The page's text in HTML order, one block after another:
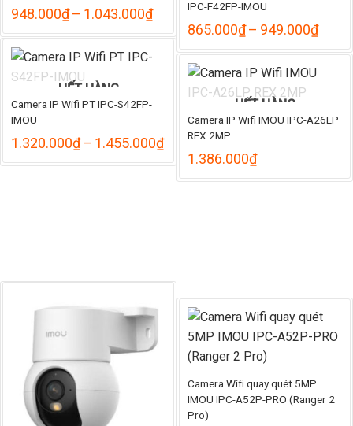
948.000₫– 1.043.000₫Khoảng
từ
948.000₫
1.043.000₫
IPC-F42FP-IMOU
865.000₫– 949.000₫
từ
HẾT HÀNG
Camera IP Wifi PT IPC-S42FP-
IMOU
1.320.000₫– 1.455.000₫Khoảng
từ
1.320.000₫
HẾT HÀNG
Camera IP Wifi IMOU IPC-A26LP
REX 2MP
1.386.000₫
Camera Wifi quay quét 5MP
IMOU IPC-A52P-PRO (Ranger 2
Pro)